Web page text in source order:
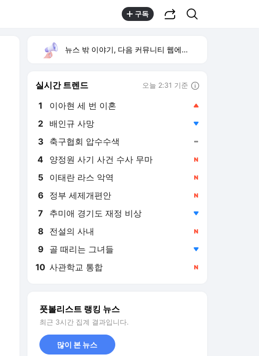
구독
뉴스 밖 이야기, 다음 커뮤니티 웹에서 보기
실시간 트렌드 오늘 2:31 기준
1 이아현 세 번 이혼
2 배인규 사망
3 축구협회 압수수색
4 양정원 사기 사건 수사 무마
5 이태란 라스 악역
6 정부 세제개편안
7 추미애 경기도 재정 비상
8 전설의 사내
9 골 때리는 그녀들
10 사관학교 통합
풋볼리스트 랭킹 뉴스
최근 3시간 집계 결과입니다.
많이 본 뉴스